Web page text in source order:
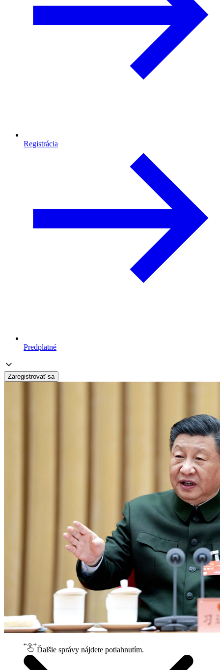
Registrácia
Predplatné
Zaregistrovať sa
Ďalšie správy nájdete potiahnutím.